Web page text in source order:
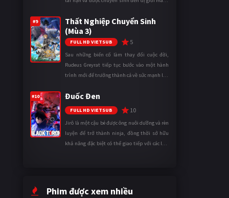
thành một mạo hiểm gi ...
#9
Thất Nghiệp Chuyển Sinh
(Mùa 3)
FULL HD VIETSUB 5
Sau những biến cố làm thay đổi cuộc đời,
Rudeus Greyrat tiếp tục bước vào một hành
trình mới để trưởng thành cả về sức mạnh lẫn
ngày càng khắc nghiệt, anh ...
#10 Đuốc Đen
FULL HD VIETSUB 10
Jirô là một cậu bé được ông nuôi dưỡng và rèn
luyện để trở thành ninja, đồng thời sở hữu
khả năng đặc biệt có thể giao tiếp với các loài
Phim được xem nhiều